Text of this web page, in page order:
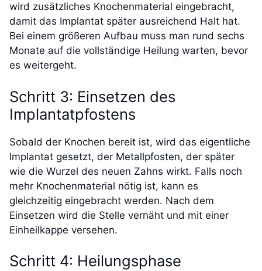
wird zusätzliches Knochenmaterial eingebracht,
damit das Implantat später ausreichend Halt hat.
Bei einem größeren Aufbau muss man rund sechs
Monate auf die vollständige Heilung warten, bevor
es weitergeht.
Schritt 3: Einsetzen des
Implantatpfostens
Sobald der Knochen bereit ist, wird das eigentliche
Implantat gesetzt, der Metallpfosten, der später
wie die Wurzel des neuen Zahns wirkt. Falls noch
mehr Knochenmaterial nötig ist, kann es
gleichzeitig eingebracht werden. Nach dem
Einsetzen wird die Stelle vernäht und mit einer
Einheilkappe versehen.
Schritt 4: Heilungsphase